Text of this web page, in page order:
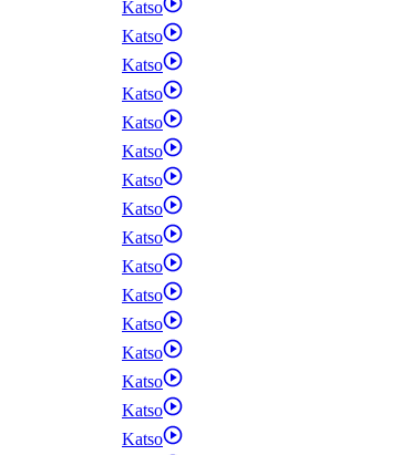
Katso
Katso
Katso
Katso
Katso
Katso
Katso
Katso
Katso
Katso
Katso
Katso
Katso
Katso
Katso
Katso